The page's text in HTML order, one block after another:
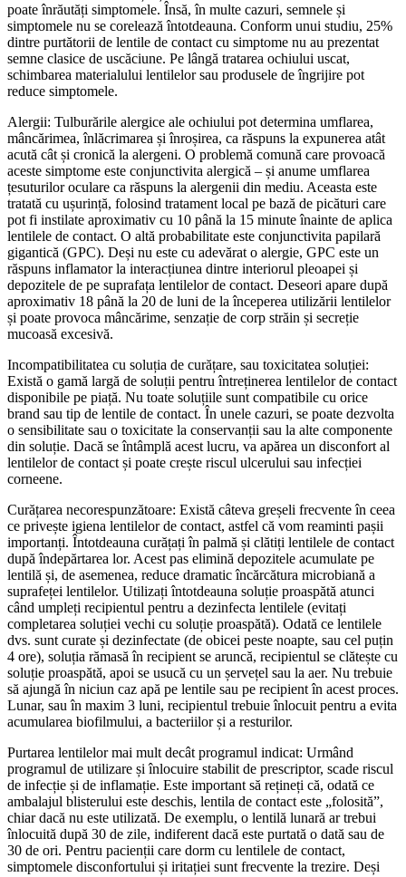
poate înrăutăți simptomele. Însă, în multe cazuri, semnele și
simptomele nu se corelează întotdeauna. Conform unui studiu, 25%
dintre purtătorii de lentile de contact cu simptome nu au prezentat
semne clasice de uscăciune. Pe lângă tratarea ochiului uscat,
schimbarea materialului lentilelor sau produsele de îngrijire pot
reduce simptomele.
Alergii: Tulburările alergice ale ochiului pot determina umflarea,
mâncărimea, înlăcrimarea și înroșirea, ca răspuns la expunerea atât
acută cât și cronică la alergeni. O problemă comună care provoacă
aceste simptome este conjunctivita alergică – și anume umflarea
țesuturilor oculare ca răspuns la alergenii din mediu. Aceasta este
tratată cu ușurință, folosind tratament local pe bază de picături care
pot fi instilate aproximativ cu 10 până la 15 minute înainte de aplica
lentilele de contact. O altă probabilitate este conjunctivita papilară
gigantică (GPC). Deși nu este cu adevărat o alergie, GPC este un
răspuns inflamator la interacțiunea dintre interiorul pleoapei și
depozitele de pe suprafața lentilelor de contact. Deseori apare după
aproximativ 18 până la 20 de luni de la începerea utilizării lentilelor
și poate provoca mâncărime, senzație de corp străin și secreție
mucoasă excesivă.
Incompatibilitatea cu soluția de curățare, sau toxicitatea soluției:
Există o gamă largă de soluții pentru întreținerea lentilelor de contact
disponibile pe piață. Nu toate soluțiile sunt compatibile cu orice
brand sau tip de lentile de contact. În unele cazuri, se poate dezvolta
o sensibilitate sau o toxicitate la conservanții sau la alte componente
din soluție. Dacă se întâmplă acest lucru, va apărea un disconfort al
lentilelor de contact și poate crește riscul ulcerului sau infecției
corneene.
Curățarea necorespunzătoare: Există câteva greșeli frecvente în ceea
ce privește igiena lentilelor de contact, astfel că vom reaminti pașii
importanți. Întotdeauna curățați în palmă și clătiți lentilele de contact
după îndepărtarea lor. Acest pas elimină depozitele acumulate pe
lentilă și, de asemenea, reduce dramatic încărcătura microbiană a
suprafeței lentilelor. Utilizați întotdeauna soluție proaspătă atunci
când umpleți recipientul pentru a dezinfecta lentilele (evitați
completarea soluției vechi cu soluție proaspătă). Odată ce lentilele
dvs. sunt curate și dezinfectate (de obicei peste noapte, sau cel puțin
4 ore), soluția rămasă în recipient se aruncă, recipientul se clătește cu
soluție proaspătă, apoi se usucă cu un șervețel sau la aer. Nu trebuie
să ajungă în niciun caz apă pe lentile sau pe recipient în acest proces.
Lunar, sau în maxim 3 luni, recipientul trebuie înlocuit pentru a evita
acumularea biofilmului, a bacteriilor și a resturilor.
Purtarea lentilelor mai mult decât programul indicat: Urmând
programul de utilizare și înlocuire stabilit de prescriptor, scade riscul
de infecție și de inflamație. Este important să rețineți că, odată ce
ambalajul blisterului este deschis, lentila de contact este „folosită”,
chiar dacă nu este utilizată. De exemplu, o lentilă lunară ar trebui
înlocuită după 30 de zile, indiferent dacă este purtată o dată sau de
30 de ori. Pentru pacienții care dorm cu lentilele de contact,
simptomele disconfortului și iritației sunt frecvente la trezire. Deși